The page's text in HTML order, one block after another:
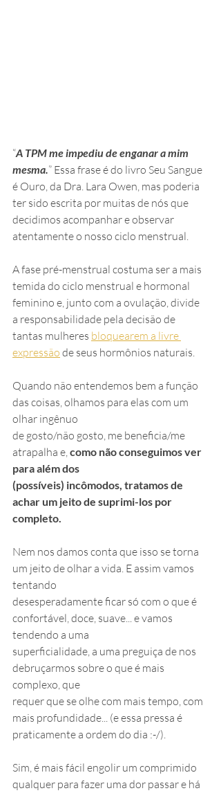
“A TPM me impediu de enganar a mim
mesma.” Essa frase é do livro Seu Sangue
é Ouro, da Dra. Lara Owen, mas poderia
ter sido escrita por muitas de nós que
decidimos acompanhar e observar
atentamente o nosso ciclo menstrual.
A fase pré-menstrual costuma ser a mais
temida do ciclo menstrual e hormonal
feminino e, junto com a ovulação, divide
a responsabilidade pela decisão de
tantas mulheres bloquearem a livre
expressão de seus hormônios naturais.
Quando não entendemos bem a função
das coisas, olhamos para elas com um
olhar ingênuo
de gosto/não gosto, me beneficia/me
atrapalha e, como não conseguimos ver
para além dos
(possíveis) incômodos, tratamos de
achar um jeito de suprimi-los por
completo.
Nem nos damos conta que isso se torna
um jeito de olhar a vida. E assim vamos
tentando
desesperadamente ficar só com o que é
confortável, doce, suave... e vamos
tendendo a uma
superficialidade, a uma preguiça de nos
debruçarmos sobre o que é mais
complexo, que
requer que se olhe com mais tempo, com
mais profundidade... (e essa pressa é
praticamente a ordem do dia :-/).
Sim, é mais fácil engolir um comprimido
qualquer para fazer uma dor passar e há